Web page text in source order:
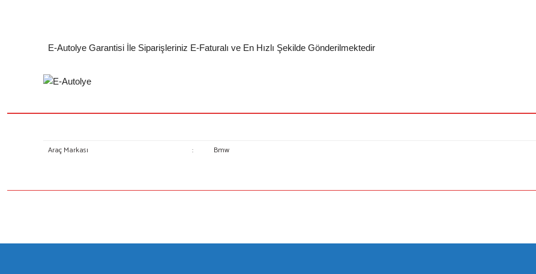
E-Autolye Garantisi İle Siparişleriniz E-Faturalı ve En Hızlı Şekilde Gönderilmektedir
Araç Markası : Bmw
Bu ürüne ilk yorumu siz yapın!